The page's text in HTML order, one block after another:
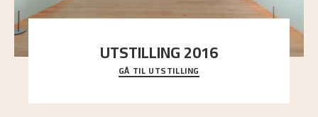
UTSTILLING 2016
En komplett oversikt over Nikolai Astrups
utstillinger, fra debuten i 1900 og frem til i dag.
GÅ TIL UTSTILLING